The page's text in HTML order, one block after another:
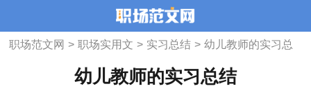
职场范文网 > 职场实用文 > 实习总结 > 幼儿教师的实习总
幼儿教师的实习总结